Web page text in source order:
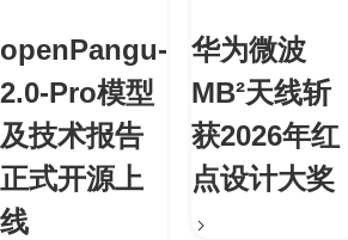
openPangu-
2.0-Pro模型
及技术报告
正式开源上
线
华为微波
MB²天线斩
获2026年红
点设计大奖